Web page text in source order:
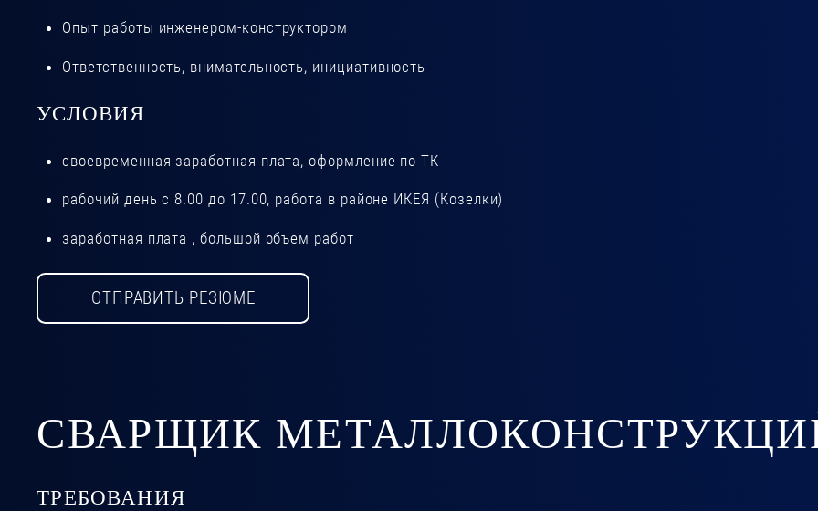
Опыт работы инженером-конструктором
Ответственность, внимательность, инициативность
УСЛОВИЯ
своевременная заработная плата, оформление по ТК
рабочий день с 8.00 до 17.00, работа в районе ИКЕЯ (Козелки)
заработная плата , большой объем работ
ОТПРАВИТЬ РЕЗЮМЕ
СВАРЩИК
ТРЕБОВАНИЯ